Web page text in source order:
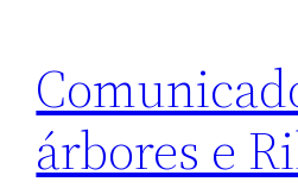
árbores e